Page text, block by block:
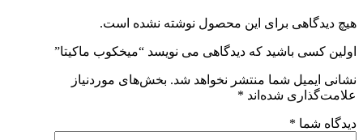
هیچ دیدگاهی برای این محصول نوشته نشده است.
اولین کسی باشید که دیدگاهی می نویسد “میخکوب ماکیتا”
نشانی ایمیل شما منتشر نخواهد شد. بخش‌های موردنیاز
علامت‌گذاری شده‌اند *
دیدگاه شما *